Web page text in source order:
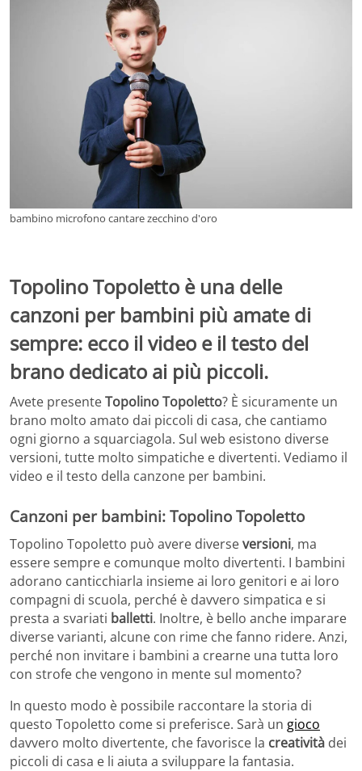
bambino microfono cantare zecchino d'oro
Topolino Topoletto è una delle
canzoni per bambini più amate di
sempre: ecco il video e il testo del
brano dedicato ai più piccoli.
Avete presenteTopolino Topoletto? È sicuramente un
brano molto amato dai piccoli di casa, che cantiamo
ogni giorno a squarciagola. Sul web esistono diverse
versioni, tutte molto simpatiche e divertenti. Vediamo il
video e il testo della canzone per bambini.
Canzoni per bambini: Topolino Topoletto
Topolino Topoletto può avere diverseversioni, ma
essere sempre e comunque molto divertenti. I bambini
adorano canticchiarla insieme ai loro genitori e ai loro
compagni di scuola, perché è davvero simpatica e si
presta a svariati balletti. Inoltre, è bello anche imparare
diverse varianti, alcune con rime che fanno ridere. Anzi,
perché non invitare i bambini a crearne una tutta loro
con strofe che vengono in mente sul momento?
In questo modo è possibile raccontare la storia di
questo Topoletto come si preferisce. Sarà un gioco
davvero molto divertente, che favorisce la creatività dei
piccoli di casa e li aiuta a sviluppare la fantasia.